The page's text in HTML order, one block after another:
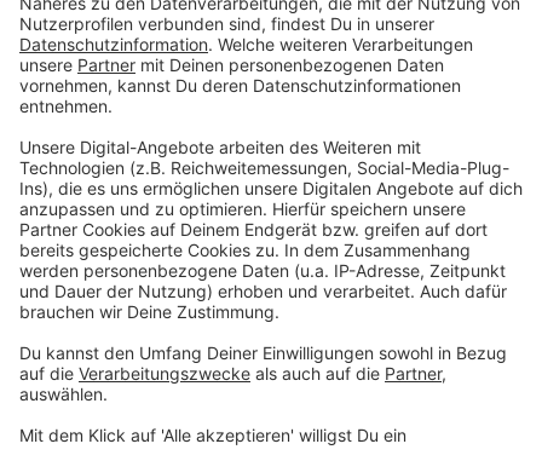
teilnehmen. Die Baumaßnahme zieht sich über Jahre,
voraussichtlich bis 2029. Treffpunkt für die Info-
Veranstaltung ist das Foyer des Overberg-Kollegs.
Eine Anmeldung ist nicht notwendig. Die Veranstaltung
ersten Planungsideen der Straßenumgestaltung
können sich die Münsteraner:innen auch einbringen,
zum Beispiel zu Bänken, Grünflächen, mögliche
Abstellmöglichkeiten für Auto- und
Fahrradfahrer:innen, Elektro-Ladeinfrastruktur und
Carsharing. Es liegt noch kein politischer Planungs- und
Weitere Infos findet ihrhierundhier.
Anwohner:innen erhalten außerdem detaillierte Infos